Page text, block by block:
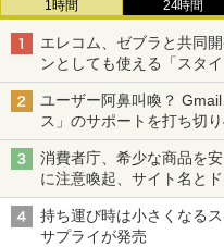
1時間 24時間
エレコム、ゼブラと共同
ンとしても使える「スタ
も、持ち替えずに書き込
ユーザー阿鼻叫喚？
ス」のサポートを打ち切
消費者庁、希少な商品を
に注意喚起、サイト名と
持ち運び時は小さくなる
サプライが発売